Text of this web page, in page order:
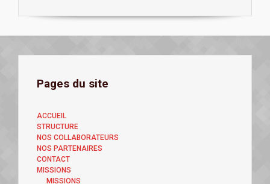
Pages du site
ACCUEIL
STRUCTURE
NOS COLLABORATEURS
NOS PARTENAIRES
CONTACT
MISSIONS
MISSIONS